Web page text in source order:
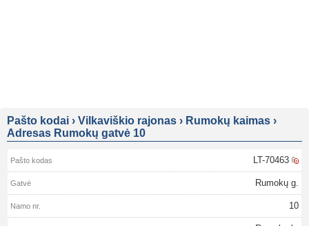
Pašto kodai › Vilkaviškio rajonas › Rumokų kaimas ›
Adresas Rumokų gatvė 10
LT-70463
Rumokų g.
10